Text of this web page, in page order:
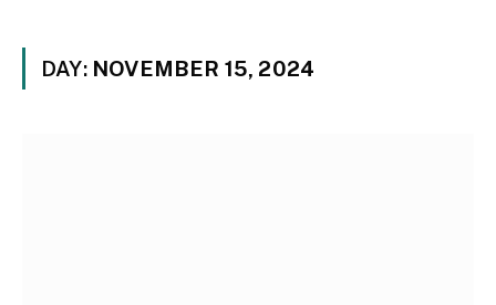
DAY: NOVEMBER 15, 2024